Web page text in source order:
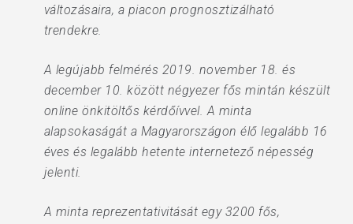
változásaira, a piacon prognosztizálható
trendekre.
A legújabb felmérés 2019. november 18. és
december 10. között négyezer fős mintán készült
online önkitöltős kérdőívvel. A minta
alapsokaságát a Magyarországon élő legalább 16
éves és legalább hetente internetező népesség
jelenti.
A minta reprezentativitását egy 3200 fős,